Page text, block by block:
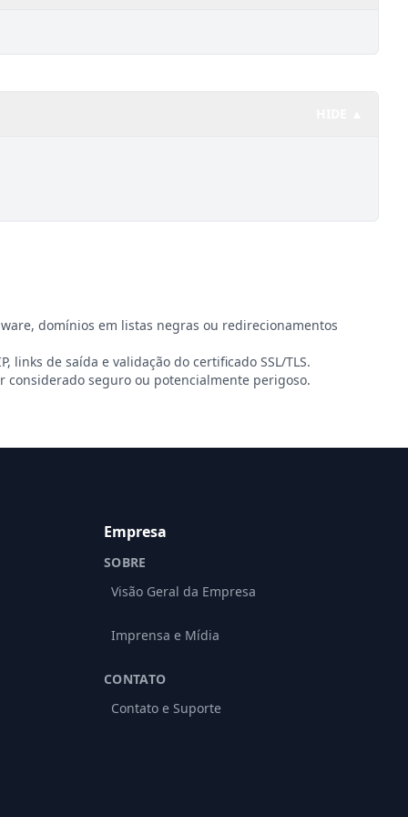
domínios em listas negras ou redirecionamentos
links de saída e validação do certificado SSL/TLS.
considerado seguro ou potencialmente perigoso.
Empresa
SOBRE
Visão Geral da Empresa
Imprensa e Mídia
CONTATO
Contato e Suporte